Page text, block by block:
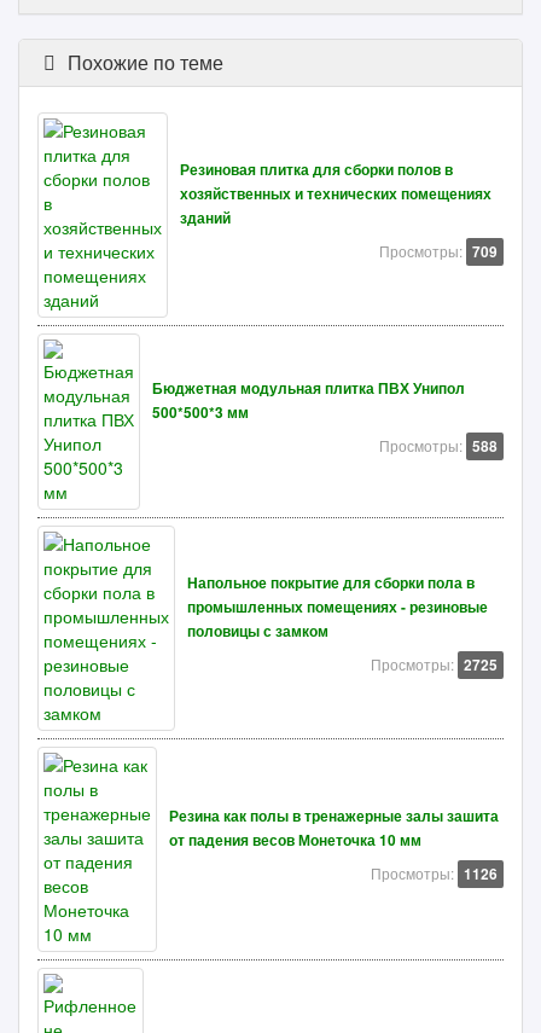
Похожие по теме
Резиновая плитка для сборки полов в
хозяйственных и технических помещениях
зданий
Просмотры: 709
Бюджетная модульная плитка ПВХ Унипол
500*500*3 мм
Просмотры: 588
Напольное покрытие для сборки пола в
промышленных помещениях - резиновые
половицы с замком
Просмотры: 2725
Резина как полы в тренажерные залы зашита
от падения весов Монеточка 10 мм
Просмотры: 1126